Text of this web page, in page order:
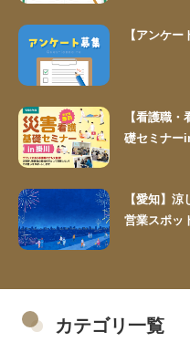
【アンケ
【看護職
礎セミナー
【愛知】
営業スポッ
カテゴリ一覧